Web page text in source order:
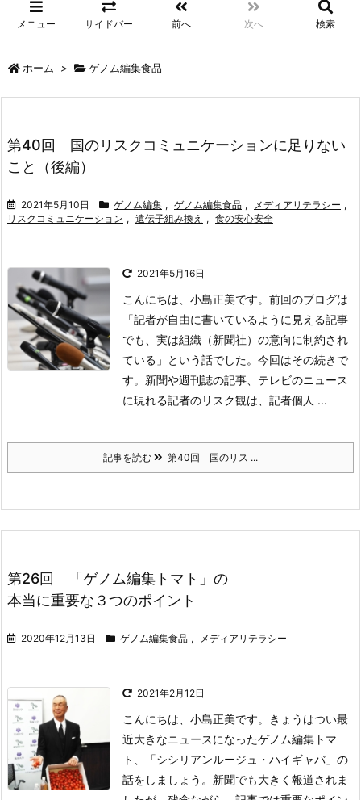
メニュー サイドバー 前へ 次へ 検索
ホーム > ゲノム編集食品
第40回 国のリスクコミュニケーションに足りない
こと（後編）
2021年5月10日 ゲノム編集 , ゲノム編集食品 , メディアリテラシー ,
リスクコミュニケーション , 遺伝子組み換え , 食の安心安全
2021年5月16日
こんにちは、小島正美です。前回のブログは
「記者が自由に書いているように見える記事
でも、実は組織（新聞社）の意向に制約され
ている」という話でした。今回はその続きで
す。新聞や週刊誌の記事、テレビのニュース
に現れる記者のリスク観は、記者個人 ...
記事を読む 第40回 国のリス ...
第26回 「ゲノム編集トマト」の
本当に重要な３つのポイント
2020年12月13日 ゲノム編集食品 , メディアリテラシー
2021年2月12日
こんにちは、小島正美です。きょうはつい最
近大きなニュースになったゲノム編集トマ
ト、「シシリアンルージュ・ハイギャバ」の
話をしましょう。 新聞でも大きく報道されま